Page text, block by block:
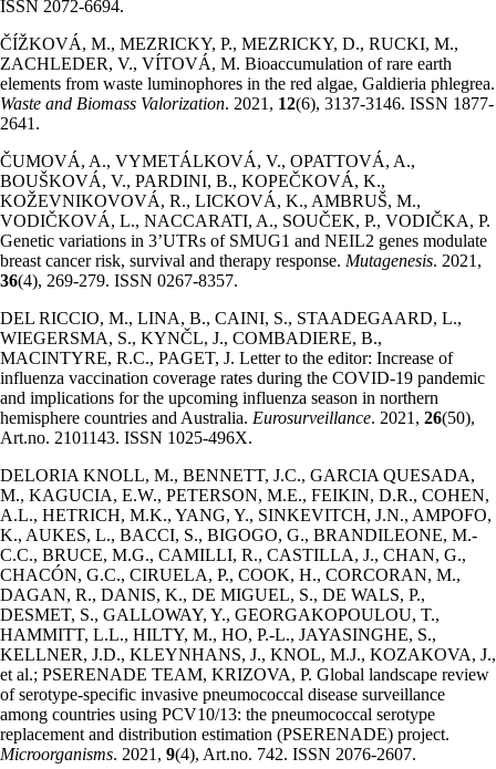
ISSN 2072-6694.
ČÍŽKOVÁ, M., MEZRICKY, P., MEZRICKY, D., RUCKI, M.,
ZACHLEDER, V., VÍTOVÁ, M. Bioaccumulation of rare earth
elements from waste luminophores in the red algae, Galdieria phlegrea.
Waste and Biomass Valorization. 2021, 12(6), 3137-3146. ISSN 1877-
2641.
ČUMOVÁ, A., VYMETÁLKOVÁ, V., OPATTOVÁ, A.,
BOUŠKOVÁ, V., PARDINI, B., KOPEČKOVÁ, K.,
KOŽEVNIKOVOVÁ, R., LICKOVÁ, K., AMBRUŠ, M.,
VODIČKOVÁ, L., NACCARATI, A., SOUČEK, P., VODIČKA, P.
Genetic variations in 3’UTRs of SMUG1 and NEIL2 genes modulate
breast cancer risk, survival and therapy response. Mutagenesis. 2021,
36(4), 269-279. ISSN 0267-8357.
DEL RICCIO, M., LINA, B., CAINI, S., STAADEGAARD, L.,
WIEGERSMA, S., KYNČL, J., COMBADIERE, B.,
MACINTYRE, R.C., PAGET, J. Letter to the editor: Increase of
influenza vaccination coverage rates during the COVID-19 pandemic
and implications for the upcoming influenza season in northern
hemisphere countries and Australia. Eurosurveillance. 2021, 26(50),
Art.no. 2101143. ISSN 1025-496X.
DELORIA KNOLL, M., BENNETT, J.C., GARCIA QUESADA,
M., KAGUCIA, E.W., PETERSON, M.E., FEIKIN, D.R., COHEN,
A.L., HETRICH, M.K., YANG, Y., SINKEVITCH, J.N., AMPOFO,
K., AUKES, L., BACCI, S., BIGOGO, G., BRANDILEONE, M.-
C.C., BRUCE, M.G., CAMILLI, R., CASTILLA, J., CHAN, G.,
CHACÓN, G.C., CIRUELA, P., COOK, H., CORCORAN, M.,
DAGAN, R., DANIS, K., DE MIGUEL, S., DE WALS, P.,
DESMET, S., GALLOWAY, Y., GEORGAKOPOULOU, T.,
HAMMITT, L.L., HILTY, M., HO, P.-L., JAYASINGHE, S.,
KELLNER, J.D., KLEYNHANS, J., KNOL, M.J., KOZAKOVA, J.,
et al.; PSERENADE TEAM, KRIZOVA, P. Global landscape review
of serotype-specific invasive pneumococcal disease surveillance
among countries using PCV10/13: the pneumococcal serotype
replacement and distribution estimation (PSERENADE) project.
Microorganisms. 2021, 9(4), Art.no. 742. ISSN 2076-2607.